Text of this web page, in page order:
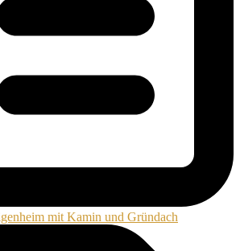
mit Kamin und Gründach